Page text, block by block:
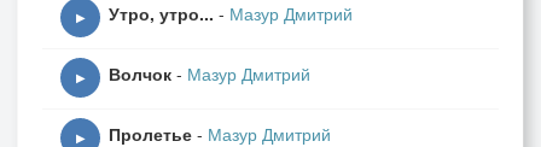
Зима
И нам
▶ Утро, утро... - Мазур Дмитрий
▶ Волчок - Мазур Дмитрий
▶ Пролетье - Мазур Дмитрий